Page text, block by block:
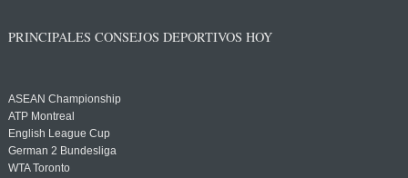
PRINCIPALES CONSEJOS DEPORTIVOS HOY
ASEAN Championship
ATP Montreal
English League Cup
German 2 Bundesliga
WTA Toronto